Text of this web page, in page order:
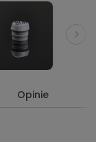
Opinie